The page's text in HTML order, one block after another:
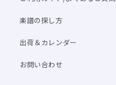
楽譜の探し方
出荷＆カレンダー
お問い合わせ